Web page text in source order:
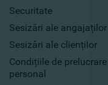
Securitate
Sesizări ale angajaților
Sesizări ale clienților
Condițiile de
personal